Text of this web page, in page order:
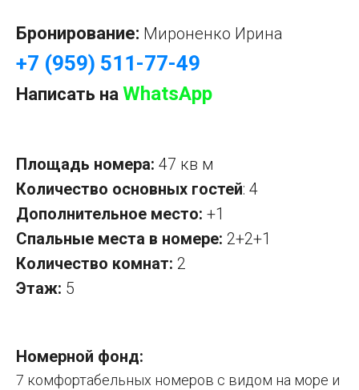
Бронирование: Мироненко Ирина
+7 (959) 511-77-49
Написать на WhatsApp
Площадь номера: 47 кв м
Количество основных гостей: 4
Дополнительное место: +1
Спальные места в номере: 2+2+1
Количество комнат: 2
Этаж: 5
Номерной фонд:
7 комфортабельных номеров с видом на море и